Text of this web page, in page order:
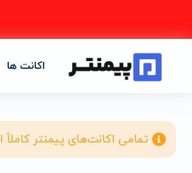
اکانت ها
تمامی اکانت‌های پیمنتر